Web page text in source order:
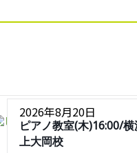
2026年8月20日
ピアノ教室(木)16:00/
上大岡校